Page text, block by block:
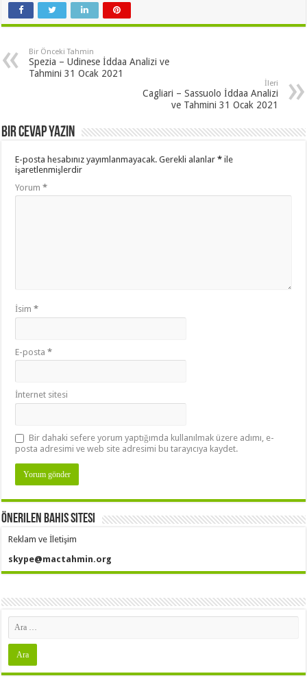
Bir Önceki Tahmin
Spezia – Udinese İddaa Analizi ve
Tahmini 31 Ocak 2021
İleri
Cagliari – Sassuolo İddaa Analizi
ve Tahmini 31 Ocak 2021
Bir cevap yazın
E-posta hesabınız yayımlanmayacak. Gerekli alanlar* ile
işaretlenmişlerdir
Yorum*
İsim*
E-posta*
İnternet sitesi
Bir dahaki sefere yorum yaptığımda kullanılmak üzere adımı, e-
posta adresimi ve web site adresimi bu tarayıcıya kaydet.
Önerilen Bahis Sitesi
Reklam ve İletişim
skype@mactahmin.org